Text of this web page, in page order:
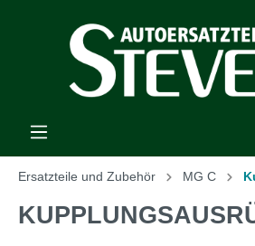
Ersatzteile und Zubehör MG C